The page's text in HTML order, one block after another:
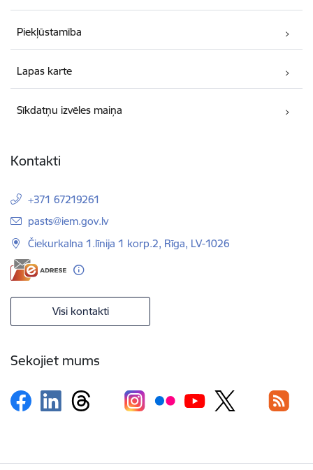
Piekļūstamība
Lapas karte
Sīkdatņu izvēles maiņa
Kontakti
+371 67219261
E-pasts:
pasts@iem.gov.lv
Čiekurkalna 1.līnija 1 korp.2, Rīga, LV-1026
Visi kontakti
Sekojiet mums